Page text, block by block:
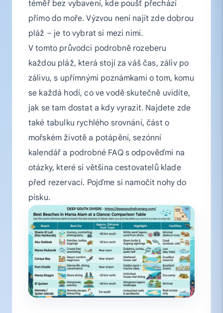
téměř bez vybavení, kde poušť přechází
přímo do moře. Výzvou není najít zde dobrou
pláž – je to vybrat si mezi nimi.
V tomto průvodci podrobně rozeberu
každou pláž, která stojí za váš čas, záliv po
zálivu, s upřímnými poznámkami o tom, komu
se každá hodí, co ve vodě skutečně uvidíte,
jak se tam dostat a kdy vyrazit. Najdete zde
také tabulku rychlého srovnání, část o
mořském životě a potápění, sezónní
kalendář a podrobné FAQ s odpověďmi na
otázky, které si většina cestovatelů klade
před rezervací. Pojďme si namočit nohy do
písku.